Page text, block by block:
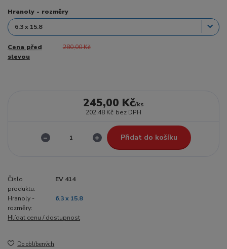
Hranoly - rozměry
Cena před
slevou
280,00 Kč
245,00 Kč/ks
202,48 Kč bez DPH
Přidat do košíku
Číslo
produktu:
EV 414
Hranoly -
rozměry:
6.3 x 15.8
Hlídat cenu / dostupnost
Do oblíbených